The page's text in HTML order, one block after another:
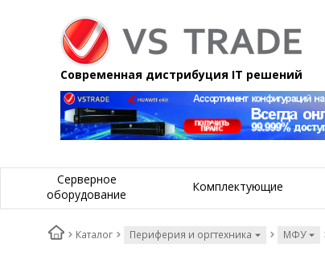
Современная дистрибуция IT решений
Серверное
оборудование
Комплектующие
Каталог Периферия и оргтехника МФУ